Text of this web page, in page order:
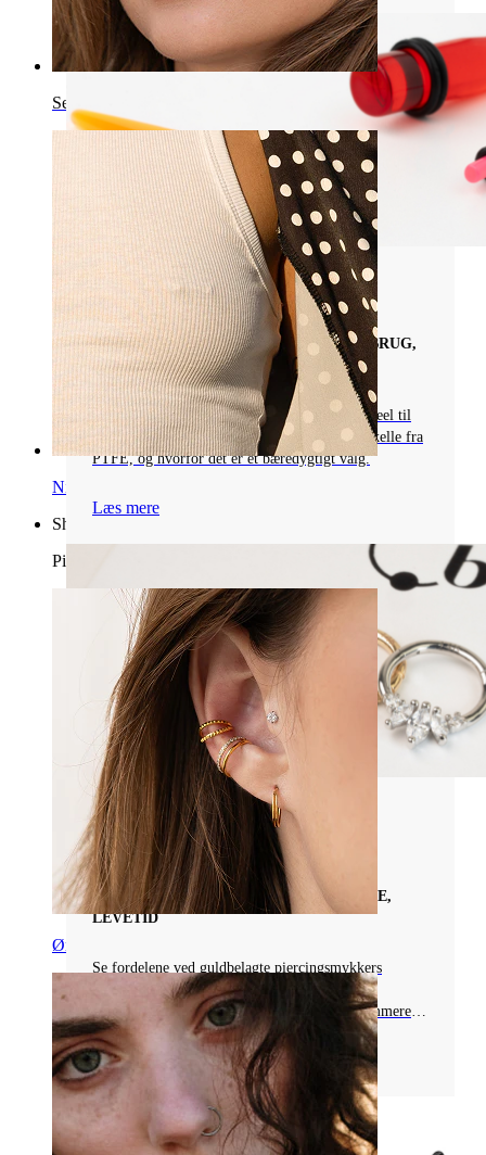
Septum
Nipple
Shop efter piercing
Piercings
Øre
Piercingsmykkematerialer
BIOPLAST I PIERCINGER: FORDELE, BRUG,
SAMMENLIGNING MED PTFE
Udforsk bioplast, en allergivenlig mulighed ideel til
tunge- og læbesmykker. Lær om fordele, forskelle fra
PTFE, og hvorfor det er et bæredygtigt valg.
Læs mere
Piercingsmykkematerialer
DEFINITIV GUIDE TIL GULDBELAGTE
PIERCINGSMYKKER - FORDELE, PLEJE,
LEVETID
Se fordelene ved guldbelagte piercingsmykkers
holdbarhed og plejetips. Lær, hvorfor det er
økonomisk stil, men uegnet til nye eller inflammerede
piercinger.
Læs mere